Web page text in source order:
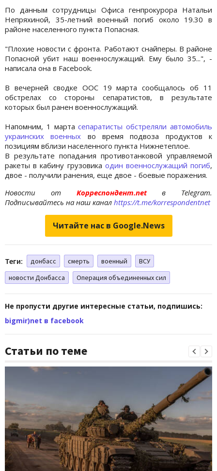
По данным сотрудницы Офиса генпрокурора Натальи
Непряхиной, 35-летний военный погиб около 19.30 в
районе населенного пункта Попасная.
"Плохие новости с фронта. Работают снайперы. В районе
Попасной убит наш военнослужащий. Ему было 35...", -
написала она в Facebook.
В вечерней сводке ООС 19 марта сообщалось об 11
обстрелах со стороны сепаратистов, в результате
которых был ранен военнослужащий.
Напомним, 1 мартасепаратисты обстреляли автомобиль
украинских военных во время подвоза продуктов к
позициям вблизи населенного пункта Нижнетеплое.
В результате попадания противотанковой управляемой
ракеты в кабину грузовика один военнослужащий погиб,
двое - получили ранения, еще двое - боевые поражения.
Новости отКорреспондент.netв Telegram.
Подписывайтесь на наш канал https://t.me/korrespondentnet
Читайте нас в Google.News
Теги: донбасс смерть военный
ВСУ
новости Донбасса
Операция объединенных сил
Не пропусти другие интересные статьи, подпишись:
bigmir)net в facebook
Статьи по теме